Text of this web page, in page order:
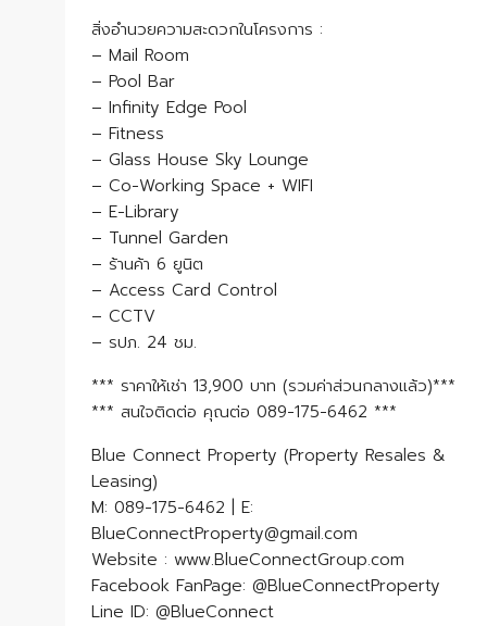
สิ่งอำนวยความสะดวกในโครงการ :
– Mail Room
– Pool Bar
– Infinity Edge Pool
– Fitness
– Glass House Sky Lounge
– Co-Working Space + WIFI
– E-Library
– Tunnel Garden
– ร้านค้า 6 ยูนิต
– Access Card Control
– CCTV
– รปภ. 24 ชม.
*** ราคาให้เช่า 13,900 บาท (รวมค่าส่วนกลางแล้ว)***
*** สนใจติดต่อ คุณต่อ 089-175-6462 ***
Blue Connect Property (Property Resales &
Leasing)
M: 089-175-6462 | E:
BlueConnectProperty@gmail.com
Website : www.BlueConnectGroup.com
Facebook FanPage: @BlueConnectProperty
Line ID: @BlueConnect